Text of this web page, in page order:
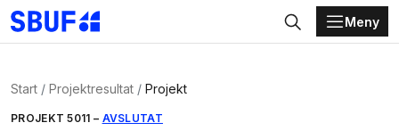
Gå direkt till huvudinnehållet
Sök
Meny
Start Projektresultat Projekt
PROJEKT 5011 – AVSLUTAT